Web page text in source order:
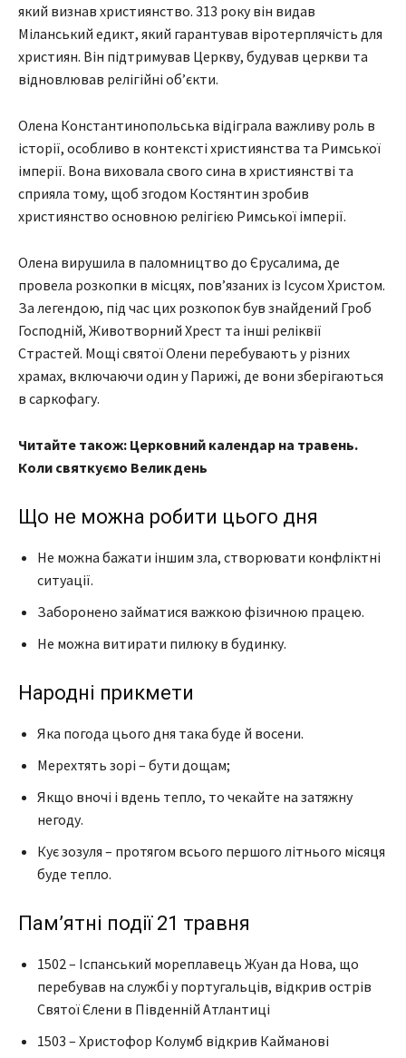
який визнав християнство. 313 року він видав
Міланський едикт, який гарантував віротерплячість для
християн. Він підтримував Церкву, будував церкви та
відновлював релігійні об’єкти.
Олена Константинопольська відіграла важливу роль в
історії, особливо в контексті християнства та Римської
імперії. Вона виховала свого сина в християнстві та
сприяла тому, щоб згодом Костянтин зробив
християнство основною релігією Римської імперії.
Олена вирушила в паломництво до Єрусалима, де
провела розкопки в місцях, пов’язаних із Ісусом Христом.
За легендою, під час цих розкопок був знайдений Гроб
Господній, Животворний Хрест та інші реліквії
Страстей. Мощі святої Олени перебувають у різних
храмах, включаючи один у Парижі, де вони зберігаються
в саркофагу.
Читайте також: Церковний календар на травень.
Коли святкуємо Великдень
Що не можна робити цього дня
Не можна бажати іншим зла, створювати конфліктні
ситуації.
Заборонено займатися важкою фізичною працею.
Не можна витирати пилюку в будинку.
Народні прикмети
Яка погода цього дня така буде й восени.
Мерехтять зорі – бути дощам;
Якщо вночі і вдень тепло, то чекайте на затяжну
негоду.
Кує зозуля – протягом всього першого літнього місяця
буде тепло.
Пам’ятні події 21 травня
1502 – Іспанський мореплавець Жуан да Нова, що
перебував на службі у португальців, відкрив острів
Святої Єлени в Південній Атлантиці
1503 – Христофор Колумб відкрив Кайманові